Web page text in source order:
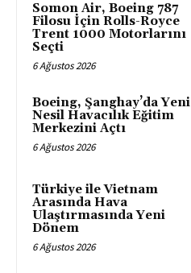
Somon Air, Boeing 787
Filosu İçin Rolls-Royce
Trent 1000 Motorlarını
Seçti
6 Ağustos 2026
Boeing, Şanghay’da Yeni
Nesil Havacılık Eğitim
Merkezini Açtı
6 Ağustos 2026
Türkiye ile Vietnam
Arasında Hava
Ulaştırmasında Yeni
Dönem
6 Ağustos 2026